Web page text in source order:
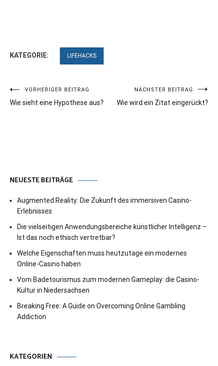
KATEGORIE: LIFEHACKS
Beitragsnavigation
VORHERIGER BEITRAG
Wie sieht eine Hypothese aus?
NÄCHSTER BEITRAG
Wie wird ein Zitat eingerückt?
NEUESTE BEITRÄGE
Augmented Reality: Die Zukunft des immersiven Casino-
Erlebnisses
Die vielseitigen Anwendungsbereiche künstlicher Intelligenz –
Ist das noch ethisch vertretbar?
Welche Eigenschaften muss heutzutage ein modernes
Online-Casino haben
Vom Badetourismus zum modernen Gameplay: die Casino-
Kultur in Niedersachsen
Breaking Free: A Guide on Overcoming Online Gambling
Addiction
KATEGORIEN